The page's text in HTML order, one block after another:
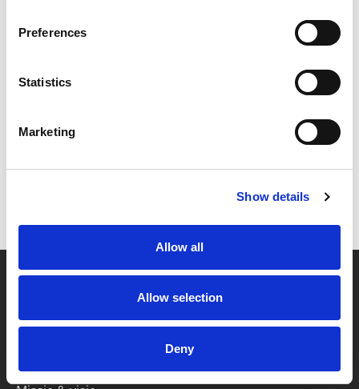
Preferences
Statistics
Marketing
Show details
Allow all
Allow selection
Deny
Handige links